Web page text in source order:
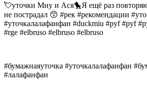
💘уточки Миу и Ася🐤Я ещё раз
не пострадал 😙 #рек #рекомендации
#уточкалалафанфан #duckmiu #pyf #pyf
#rge #elbruso #elbruso #elbruso
#бумажнаяуточка #уточкалалафанфан
#лалафанфан